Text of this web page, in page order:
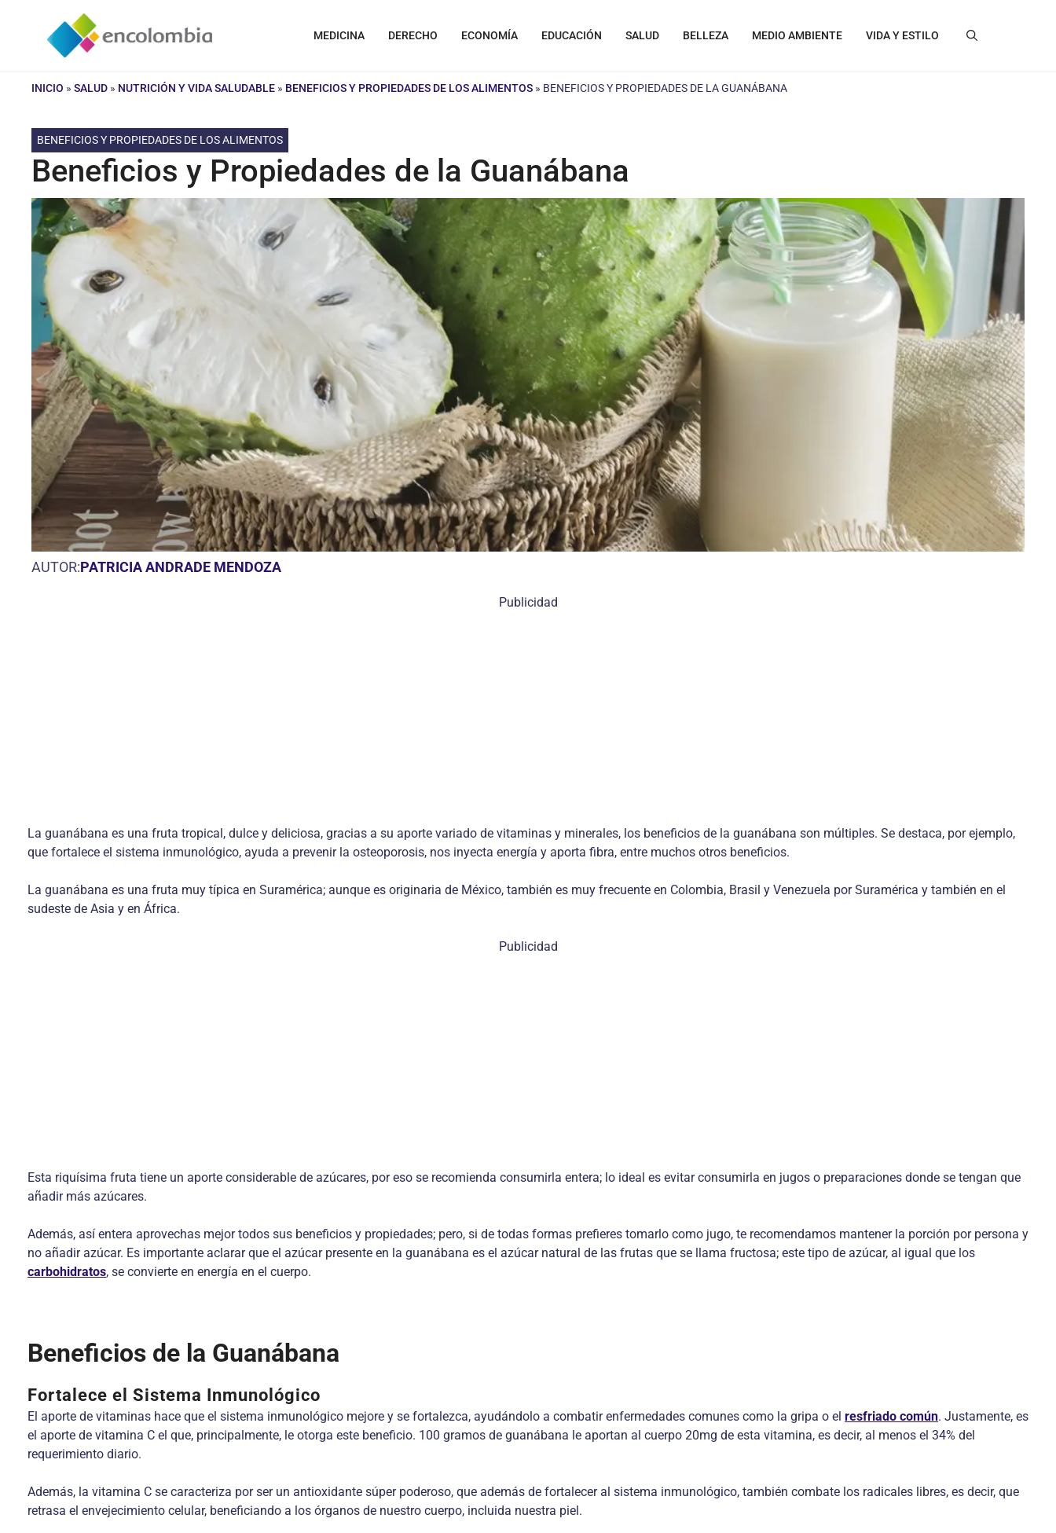
contenido
MEDICINA DERECHO ECONOMÍA EDUCACIÓN SALUD BELLEZA MEDIO AMBIENTE VIDA Y ESTILO
INICIO » SALUD » NUTRICIÓN Y VIDA SALUDABLE » BENEFICIOS Y PROPIEDADES DE LOS ALIMENTOS » BENEFICIOS Y PROPIEDADES DE LA GUANÁBANA
BENEFICIOS Y PROPIEDADES DE LOS ALIMENTOS
Beneficios y Propiedades de la Guanábana
AUTOR:PATRICIA ANDRADE MENDOZA
Publicidad
La guanábana es una fruta tropical, dulce y deliciosa, gracias a su aporte variado de vitaminas y minerales, los beneficios de la guanábana son múltiples. Se destaca, por ejemplo,
que fortalece el sistema inmunológico, ayuda a prevenir la osteoporosis, nos inyecta energía y aporta fibra, entre muchos otros beneficios.
La guanábana es una fruta muy típica en Suramérica; aunque es originaria de México, también es muy frecuente en Colombia, Brasil y Venezuela por Suramérica y también en el
sudeste de Asia y en África.
Publicidad
Esta riquísima fruta tiene un aporte considerable de azúcares, por eso se recomienda consumirla entera; lo ideal es evitar consumirla en jugos o preparaciones donde se tengan que
añadir más azúcares.
Además, así entera aprovechas mejor todos sus beneficios y propiedades; pero, si de todas formas prefieres tomarlo como jugo, te recomendamos mantener la porción por persona y
no añadir azúcar. Es importante aclarar que el azúcar presente en la guanábana es el azúcar natural de las frutas que se llama fructosa; este tipo de azúcar, al igual que los
carbohidratos, se convierte en energía en el cuerpo.
Beneficios de la Guanábana
Fortalece el Sistema Inmunológico
El aporte de vitaminas hace que el sistema inmunológico mejore y se fortalezca, ayudándolo a combatir enfermedades comunes como la gripa o el resfriado común. Justamente, es
el aporte de vitamina C el que, principalmente, le otorga este beneficio. 100 gramos de guanábana le aportan al cuerpo 20mg de esta vitamina, es decir, al menos el 34% del
requerimiento diario.
Además, la vitamina C se caracteriza por ser un antioxidante súper poderoso, que además de fortalecer al sistema inmunológico, también combate los radicales libres, es decir, que
retrasa el envejecimiento celular, beneficiando a los órganos de nuestro cuerpo, incluida nuestra piel.